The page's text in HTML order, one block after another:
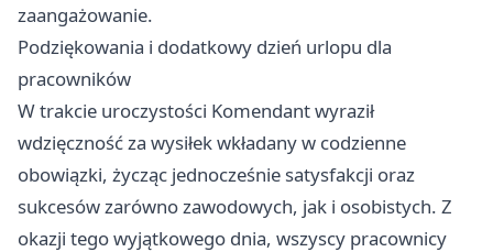
zaangażowanie.
Podziękowania i dodatkowy dzień urlopu dla
pracowników
W trakcie uroczystości Komendant wyraził
wdzięczność za wysiłek wkładany w codzienne
obowiązki, życząc jednocześnie satysfakcji oraz
sukcesów zarówno zawodowych, jak i osobistych. Z
okazji tego wyjątkowego dnia, wszyscy pracownicy